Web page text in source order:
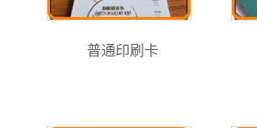
普通印刷卡